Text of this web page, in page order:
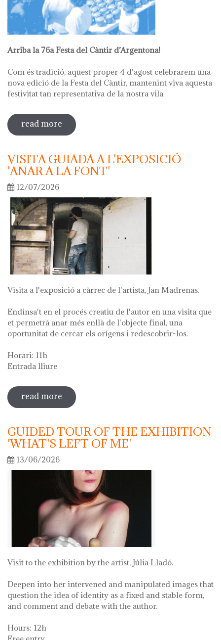
Arriba la 76a Festa del Càntir d’Argentona!
Com és tradició, aquest proper 4 d’agost celebrarem una
nova edició de la Festa del Càntir, mantenint viva aquesta
festivitat tan representativa de la nostra vila
read more sobre 76ª festa del càntir
VISITA GUIADA A L'EXPOSICIÓ
'ANAR A LA FONT'
12/07/2026
Visita a l'exposició a càrrec de l'artista, Jan Madrenas.
Endinsa't en el procés creatiu de l'autor en una visita que
et permetrà anar més enllà de l'objecte final, una
oportunitat de cercar els orígens i redescobrir-los.
Horari: 11h
Entrada lliure
read more sobre visita guiada a l'exposició 'anar a
la font'
GUIDED TOUR OF THE EXHIBITION
'WHAT'S LEFT OF ME'
13/06/2026
Visit to the exhibition by the artist, Júlia Lladó.
Deepen into her intervened and manipulated images that
question the idea of identity as a fixed and stable form,
and comment and debate with the author.
Hours: 12h